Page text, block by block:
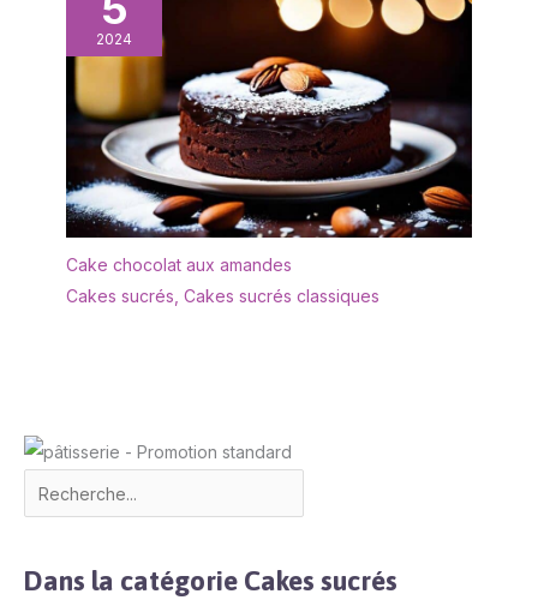
la chambre ou aux
vitrines de boutiques.
[Qualité Premium &
Emballage Sécurisé]
Nous savons que la
transparence et la
sécurité sont
essentielles. Le dôme
est fabriqué en verre de
haute qualité, et
l'ensemble est
soigneusement protégé
inclus, objets décoratifs
non inclus).
2024
Cake chocolat aux amandes
Cakes sucrés Cakes sucrés classiques
Dans la catégorie Cakes sucrés